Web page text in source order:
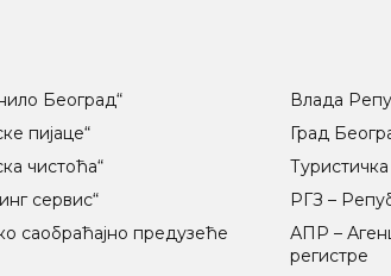
Београд“
пијаце“
чистоћа“
сервис“
саобраћајно предузеће
Влада
Град
РГЗ –
АПР –
регистре